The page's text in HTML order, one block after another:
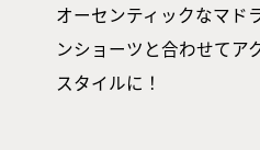
オーセンティックなマド
ンショーツと合わせてア
スタイルに！